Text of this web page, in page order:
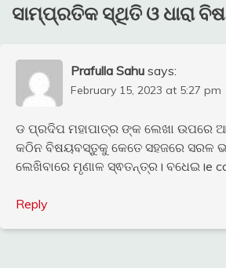
ସାମ୍ପ୍ରତିକ ସ୍ଥିତି ଓ ଧାରା
Prafulla Sahu says:
February 15, 2023 at 5:27 pm
ଡ ପ୍ରଦିପ ମହାପାତ୍ର ଙ୍କ ଲେଖା ଉପରେ
କଠିନ ବିଷୟବସ୍ତୁକୁ କେତେ ସହଜରେ ସରଳ
ଲେଖିବାରେ ମୃଣାଳ ସ୍ଵତନ୍ତ୍ର। ବଧେଇ।e
Reply